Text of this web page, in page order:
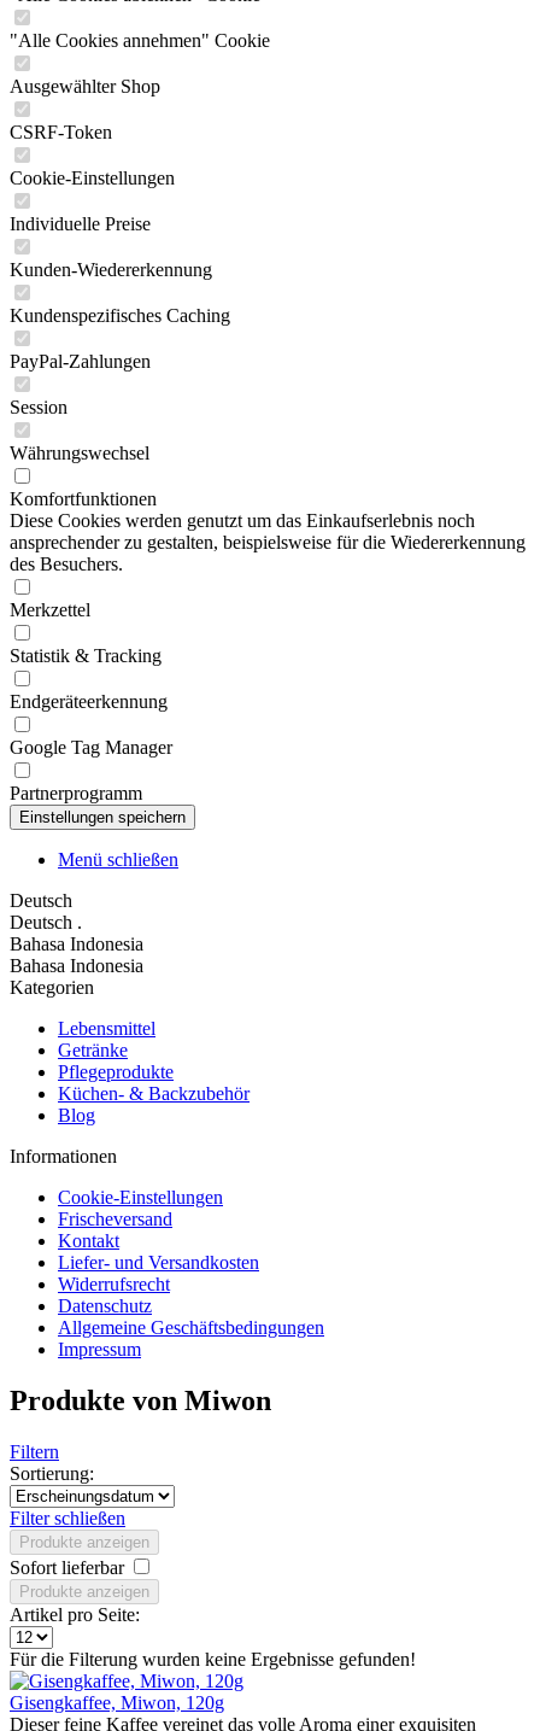
"Alle Cookies annehmen" Cookie
Ausgewählter Shop
CSRF-Token
Cookie-Einstellungen
Individuelle Preise
Kunden-Wiedererkennung
Kundenspezifisches Caching
PayPal-Zahlungen
Session
Währungswechsel
Komfortfunktionen
Diese Cookies werden genutzt um das Einkaufserlebnis noch
ansprechender zu gestalten, beispielsweise für die Wiedererkennung
des Besuchers.
Merkzettel
Statistik & Tracking
Endgeräteerkennung
Google Tag Manager
Partnerprogramm
Menü schließen
Deutsch
Deutsch .
Bahasa Indonesia
Bahasa Indonesia
Kategorien
Lebensmittel
Getränke
Pflegeprodukte
Küchen- & Backzubehör
Blog
Informationen
Cookie-Einstellungen
Frischeversand
Kontakt
Liefer- und Versandkosten
Widerrufsrecht
Datenschutz
Allgemeine Geschäftsbedingungen
Impressum
Produkte von Miwon
Filtern
Sortierung:
Filter schließen
Produkte anzeigen
Sofort lieferbar
Produkte anzeigen
Artikel pro Seite:
Für die Filterung wurden keine Ergebnisse gefunden!
Gisengkaffee, Miwon, 120g
Dieser feine Kaffee vereinet das volle Aroma einer exquisiten